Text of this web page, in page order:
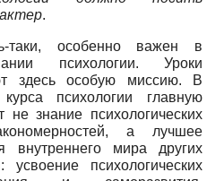
.
таки, особенно важен в
психологии. Уроки
здесь особую миссию. В
курса психологии главную
не знание психологических
а лучшее
внутреннего мира других
психологических